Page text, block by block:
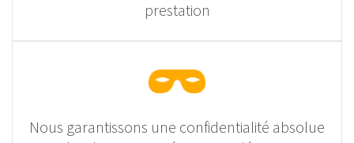
prestation
Nous garantissons une confidentialité absolue